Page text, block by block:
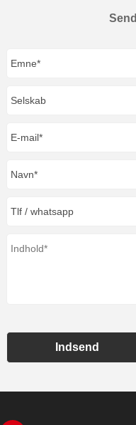
Indsend